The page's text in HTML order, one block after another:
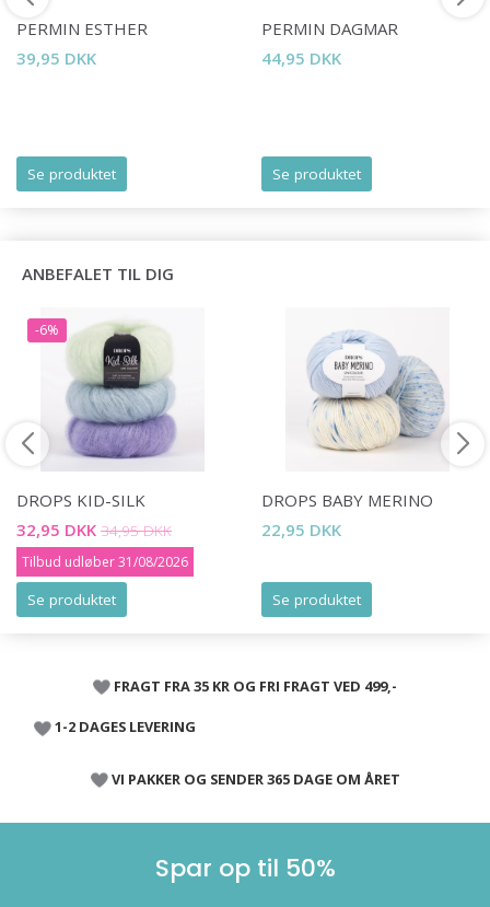
PERMIN ESTHER
39,95 DKK
Se produktet
PERMIN DAGMAR
44,95 DKK
Se produktet
ANBEFALET TIL DIG
-6%
DROPS KID-SILK
32,95 DKK 34,95 DKK
Tilbud udløber 31/08/2026
Se produktet
DROPS BABY MERINO
22,95 DKK
Se produktet
FRAGT FRA 35 KR OG FRI FRAGT VED 499,-
1-2 DAGES LEVERING
VI PAKKER OG SENDER 365 DAGE OM ÅRET
Spar op til 50%
Spar op til 50%
og få eksklusiv adgang til inspirerende
strikkeopskrifter og særlige tilbud!